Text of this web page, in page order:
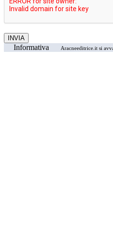
Informativa Aracneeditrice.it si